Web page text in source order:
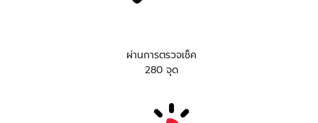
ผ่านการตรวจเช็ค
280 จุด